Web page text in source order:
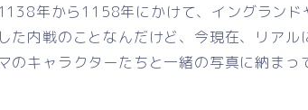
年から1158年にかけて、イングランド
た内戦のことなんだけど、今現在、リアル
のキャラクターたちと一緒の写真に納まっ